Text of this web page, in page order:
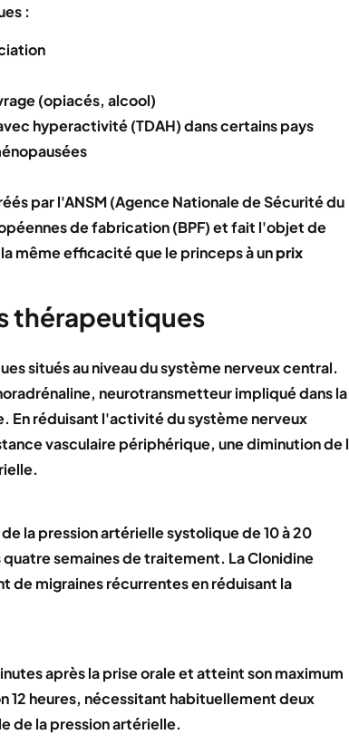
:
(opiacés, alcool)
hyperactivité (TDAH) dans certains pays
par l'ANSM (Agence Nationale de Sécurité du
de fabrication (BPF) et fait l'objet de
même efficacité que le princeps à unprix
thérapeutiques
situés au niveau du système nerveux central.
neurotransmetteur impliqué dans la
En réduisant l'activité du système nerveux
vasculaire périphérique, une diminution de
la pression artérielle systolique de 10 à 20
semaines de traitement. La Clonidine
de migraines récurrentes en réduisant la
après la prise orale et atteint son maximum
12 heures, nécessitant habituellement deux
de la pression artérielle.